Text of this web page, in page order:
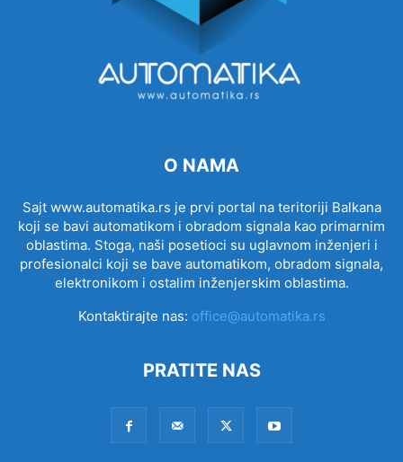
O NAMA
Sajt www.automatika.rs je prvi portal na teritoriji Balkana
koji se bavi automatikom i obradom signala kao primarnim
oblastima. Stoga, naši posetioci su uglavnom inženjeri i
profesionalci koji se bave automatikom, obradom signala,
elektronikom i ostalim inženjerskim oblastima.
Kontaktirajte nas: office@automatika.rs
PRATITE NAS